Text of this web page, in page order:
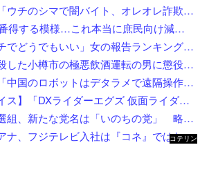
【衝撃】反社さん「ウチのシマで闇バイト、オレオレ詐欺、強盗する奴らぶっ○す」←これw w w w w w w
年収1000万超が一番得する模様…これ本当に庶民向け減税か？
【画像】男が「ガチでどうでもいい」女の報告ランキング、圧倒的第１位と言えば『コレ』w w w w w w w w w w
【続報】大学生を殺した小樽市の極悪飲酒運転の男に懲役4年6ヶ月の判決。
イーロン・マスク「中国のロボットはデタラメで遠隔操作してるだけ」
【仮面ライダーマイス】「DXライダーエグズ 仮面ライダーストア東京セット」仮面ライダーストアで発売決定
【速報】れいわ新選組、新たな党名は「いのちの党」 略称は「いのち」
【衝撃】高橋真麻アナ、フジテレビ入社は『コネ』ではないが…「忖度じゃないですか？」←これw w w w w w w w
コテリン